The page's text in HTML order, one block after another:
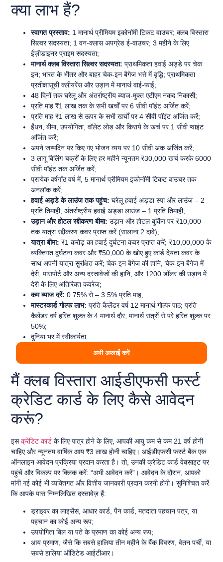
क्या लाभ हैं?
स्वागत प्रस्ताव: 1 मानार्थ प्रीमियम इकोनॉमी टिकट वाउचर; क्लब विस्तारा
सिल्वर सदस्यता; 1 वन-क्लास अपग्रेड ई-वाउचर; 3 महीने के लिए
ईज़ीडाइनर प्राइम सदस्यता;
मानार्थ क्लब विस्तारा सिल्वर सदस्यता: प्राथमिकता हवाई अड्डे पर चेक
इन; भारत के भीतर और बाहर चेक-इन बैगेज भत्ते में वृद्धि; प्राथमिकता
प्रतीक्षासूची क्लीयरेंस और उड़ान में मानार्थ वाई-फाई;
48 दिनों तक घरेलू और अंतर्राष्ट्रीय ब्याज-मुक्त एटीएम नकद निकासी;
प्रति माह ₹1 लाख तक के सभी खर्चों पर 6 सीवी पॉइंट अर्जित करें;
प्रति माह ₹1 लाख से ऊपर के सभी खर्चों पर 4 सीवी पॉइंट अर्जित करें;
ईंधन, बीमा, उपयोगिता, वॉलेट लोड और किराये के खर्च पर 1 सीवी प्वाइंट
अर्जित करें;
अपने जन्मदिन पर किए गए भोजन व्यय पर 10 सीवी अंक अर्जित करें;
3 लागू बिलिंग चक्रों के लिए हर महीने न्यूनतम ₹30,000 खर्च करके 6000
सीवी पॉइंट तक अर्जित करें;
प्रत्येक वर्षगाँठ वर्ष में, 5 मानार्थ प्रीमियम इकोनॉमी टिकट वाउचर तक
अनलॉक करें;
हवाई अड्डे के लाउंज तक पहुंच: घरेलू हवाई अड्डा स्पा और लाउंज – 2
प्रति तिमाही; अंतर्राष्ट्रीय हवाई अड्डा लाउंज – 1 प्रति तिमाही;
उड़ान और होटल रद्दीकरण बीमा: उड़ान और होटल बुकिंग पर ₹10,000
तक यात्रा रद्दीकरण कवर प्राप्त करें (सालाना 2 दावे);
यात्रा बीमा: ₹1 करोड़ का हवाई दुर्घटना कवर प्राप्त करें; ₹10,00,000 के
व्यक्तिगत दुर्घटना कवर और ₹50,000 के खोए हुए कार्ड देयता कवर के
साथ अपनी यात्रा सुरक्षित करें; चेक-इन बैगेज की हानि, चेक-इन बैगेज में
देरी, पासपोर्ट और अन्य दस्तावेजों की हानि, और 1200 डॉलर की उड़ान में
देरी के लिए अतिरिक्त कवरेज;
कम ब्याज दरें: 0.75% से – 3.5% प्रति माह;
मास्टरकार्ड गोल्फ लाभ: प्रति कैलेंडर वर्ष 12 मानार्थ गोल्फ पाठ; प्रति
कैलेंडर वर्ष हरित शुल्क के 4 मानार्थ दौर; मानार्थ सत्रों से परे हरित शुल्क पर
50%;
दुनिया भर में स्वीकार्यता.
अभी अप्लाई करें
मैं क्लब विस्तारा आईडीएफसी फर्स्ट
क्रेडिट कार्ड के लिए कैसे आवेदन
करूं?
इसक्रेडिट कार्ड के लिए पात्र होने के लिए, आपकी आयु कम से कम 21 वर्ष होनी
चाहिए और न्यूनतम वार्षिक आय ₹3 लाख होनी चाहिए। आईडीएफसी फर्स्ट बैंक एक
ऑनलाइन आवेदन प्रक्रिया प्रदान करता है। तो, उनकी क्रेडिट कार्ड वेबसाइट पर
पहुंचें और विकल्प पर क्लिक करें: “अभी आवेदन करें”। आवेदन के दौरान, आपको
मांगी गई कोई भी व्यक्तिगत और वित्तीय जानकारी प्रदान करनी होगी। सुनिश्चित करें
कि आपके पास निम्नलिखित दस्तावेज़ हैं:
ड्राइवर का लाइसेंस, आधार कार्ड, पैन कार्ड, मतदाता पहचान पत्र, या
पहचान का कोई अन्य रूप;
उपयोगिता बिल या पते के प्रमाण का कोई अन्य रूप;
आय प्रमाण, जैसे कि सबसे हालिया तीन महीने के बैंक विवरण, वेतन पर्ची, या
सबसे हालिया ऑडिटेड आईटीआर।